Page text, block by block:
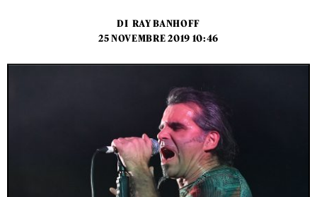
DI RAY BANHOFF
25 NOVEMBRE 2019 10:46